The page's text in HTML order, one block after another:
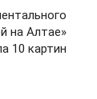
на Алтае»
10 картин